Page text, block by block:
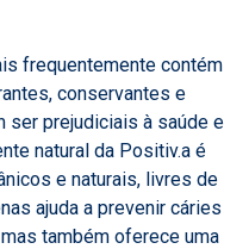
frequentemente contém
conservantes e
ser prejudiciais à saúde e
natural da Positiv.a é
e naturais, livres de
ajuda a prevenir cáries
também oferece uma